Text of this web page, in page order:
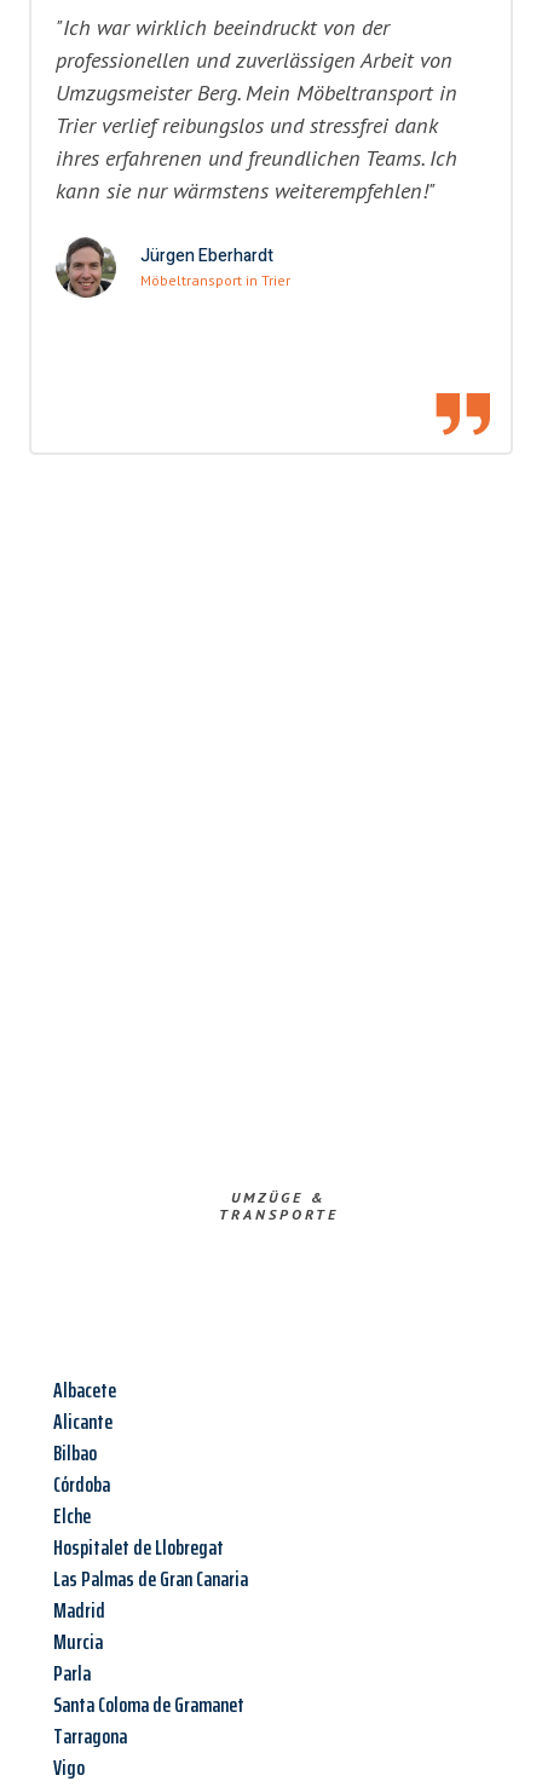
"Ich war wirklich beeindruckt von der
professionellen und zuverlässigen Arbeit von
Umzugsmeister Berg. Mein Möbeltransport in
Trier verlief reibungslos und stressfrei dank
ihres erfahrenen und freundlichen Teams. Ich
kann sie nur wärmstens weiterempfehlen!"
Jürgen Eberhardt
Möbeltransport in Trier
UMZÜGE &
TRANSPORTE
Albacete
Alicante
Bilbao
Córdoba
Elche
Hospitalet de Llobregat
Las Palmas de Gran Canaria
Madrid
Murcia
Parla
Santa Coloma de Gramanet
Tarragona
Vigo